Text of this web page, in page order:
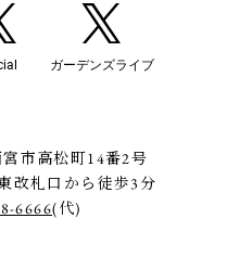
ガーデンズライブ
市高松町14番2号
改札口から徒歩3分
6666(代)